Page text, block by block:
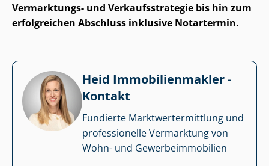
Vermarktungs- und Ver­kaufs­stra­te­gie bis hin zum
erfolgreichen Abschluss inklusive Notartermin.
Heid Im­mo­bi­li­en­mak­ler -
Kontakt
Fundierte Markt­wert­ermitt­lung und
professionelle Vermarktung von
Wohn- und Ge­wer­be­im­mo­bi­li­en